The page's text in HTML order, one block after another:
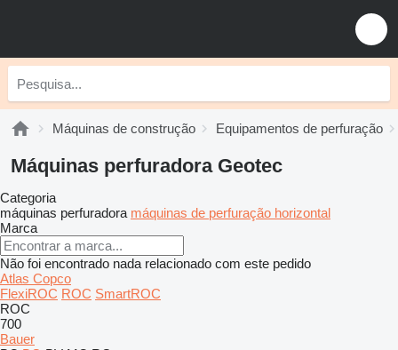
Máquinas de construção Equipamentos de perfuração
Máquinas perfuradora Geotec
Categoria
máquinas perfuradora máquinas de perfuração horizontal
Marca
Não foi encontrado nada relacionado com este pedido
Atlas Copco
FlexiROC ROC SmartROC
ROC
700
Bauer